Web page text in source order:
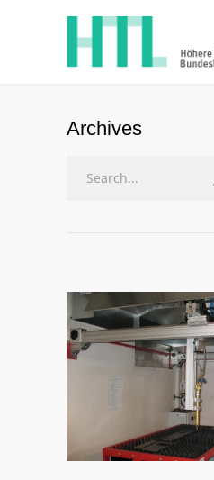
Archives